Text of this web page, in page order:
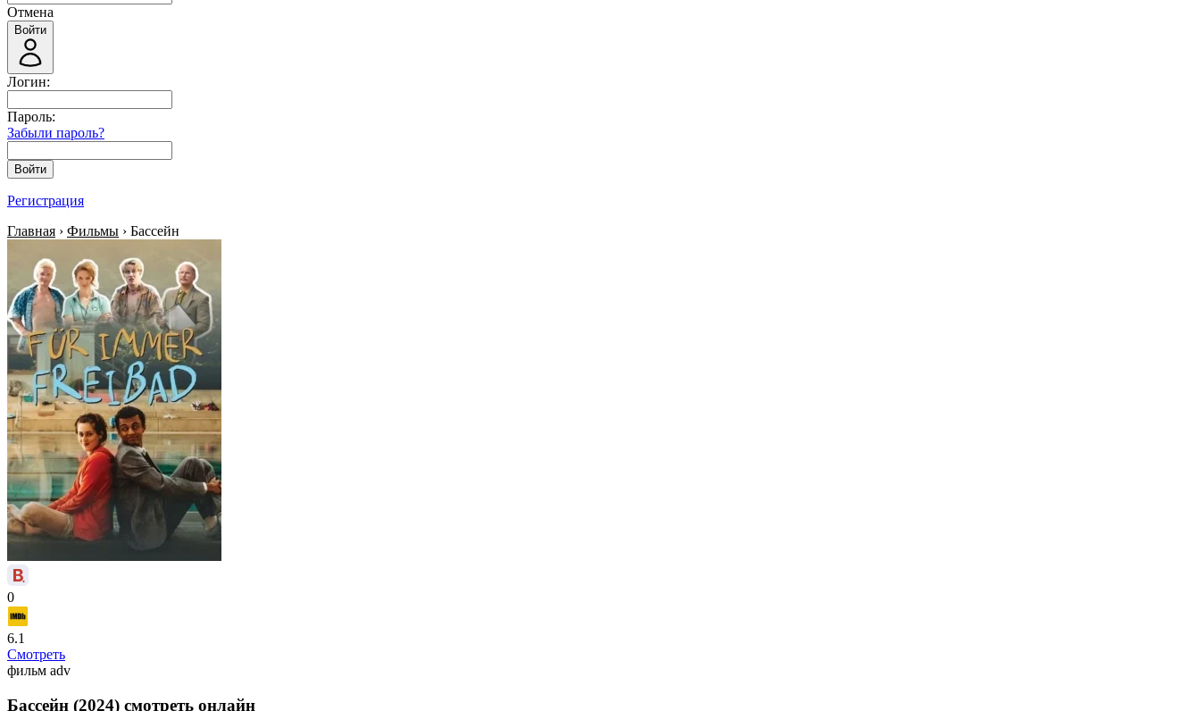
Отмена
Войти
Логин:
Пароль:
Забыли пароль?
Войти
Регистрация
Главная › Фильмы › Бассейн
0
6.1
Смотреть
фильм adv
Бассейн (2024) смотреть онлайн